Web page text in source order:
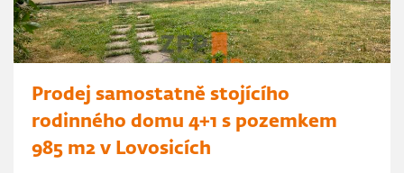
Prodej samostatně stojícího
rodinného domu 4+1 s pozemkem
985 m2 v Lovosicích